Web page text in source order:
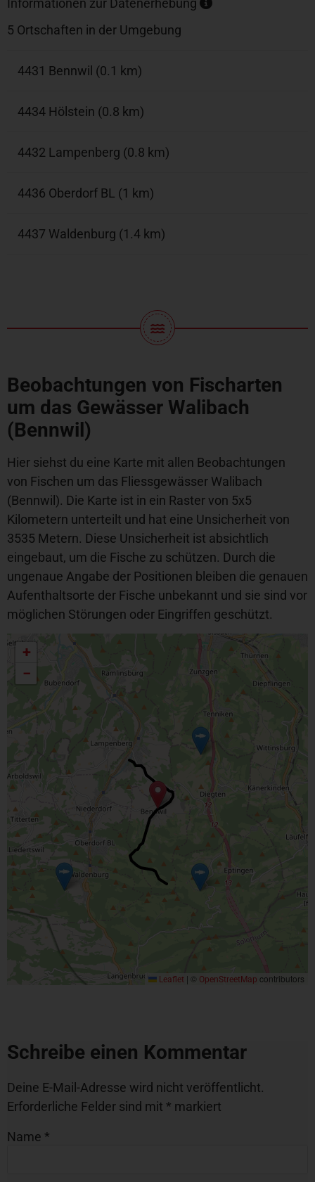
Informationen zur Datenerhebung
5 Ortschaften in der Umgebung
4431 Bennwil (0.1 km)
4434 Hölstein (0.8 km)
4432 Lampenberg (0.8 km)
4436 Oberdorf BL (1 km)
4437 Waldenburg (1.4 km)
Beobachtungen von Fischarten
um das Gewässer Walibach
(Bennwil)
Hier siehst du eine Karte mit allen Beobachtungen
von Fischen um das Fliessgewässer Walibach
(Bennwil). Die Karte ist in ein Raster von 5x5
Kilometern unterteilt und hat eine Unsicherheit von
3535 Metern. Diese Unsicherheit ist absichtlich
eingebaut, um die Fische zu schützen. Durch die
ungenaue Angabe der Positionen bleiben die genauen
Aufenthaltsorte der Fische unbekannt und sie sind vor
möglichen Störungen oder Eingriffen geschützt.
+
−
Leaflet | © OpenStreetMap contributors
Schreibe einen Kommentar
Deine E-Mail-Adresse wird nicht veröffentlicht.
Erforderliche Felder sind mit * markiert
Name *